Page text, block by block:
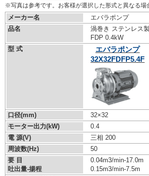
※写真は参考です。お客様が選択した形式と異なる場
メーカー名
エバラポンプ
品名
渦巻き ステンレス
FDP 0.4kW
型 式
エバラポンプ
32X32FDFP5.4F
口径(mm)
32×32
モーター出力(kW)
0.4
電 源(V)
三相 200
周波数(Hz)
50
要 目
吐出量-揚程
0.04m3/min-17.0m
0.15m3/min-7.5m